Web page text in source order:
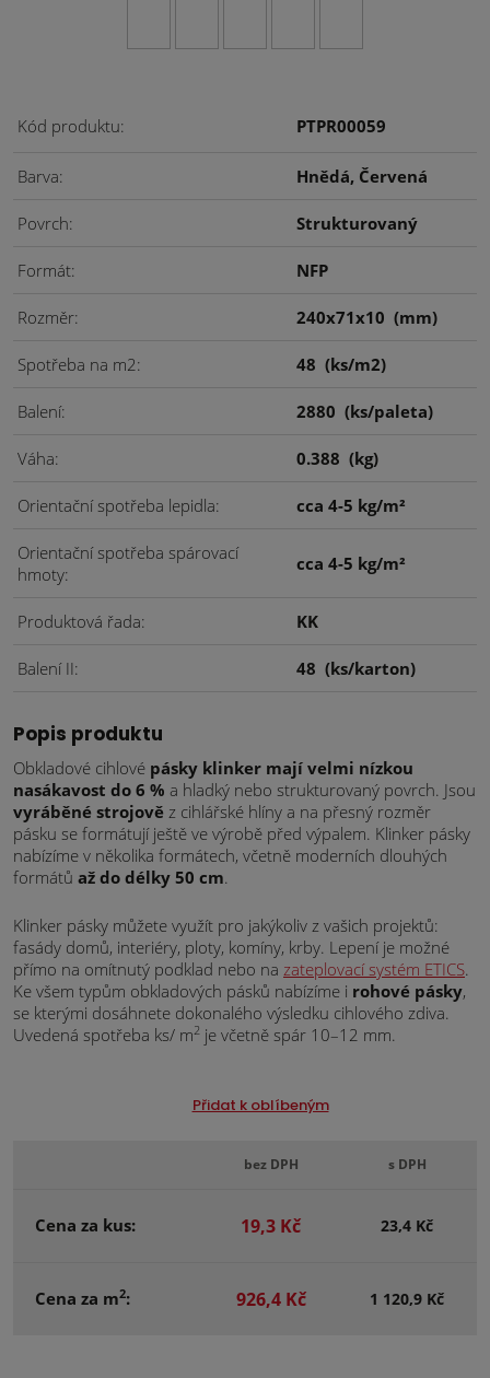
Kód produktu PTPR00059
Barva Hnědá, Červená
Povrch Strukturovaný
Formát NFP
Rozměr 240x71x10 (mm)
Spotřeba na m2 48 (ks/m2)
Balení 2880 (ks/paleta)
Váha 0.388 (kg)
Orientační spotřeba lepidla cca 4-5 kg/m²
Orientační spotřeba spárovací
hmoty
cca 4-5 kg/m²
Produktová řada KK
Balení II 48 (ks/karton)
Popis produktu
Obkladové cihlové pásky klinker mají velmi nízkou
nasákavost do 6 % a hladký nebo strukturovaný povrch. Jsou
vyráběné strojově z cihlářské hlíny a na přesný rozměr
pásku se formátují ještě ve výrobě před výpalem. Klinker pásky
nabízíme v několika formátech, včetně moderních dlouhých
formátů až do délky 50 cm.
Klinker pásky můžete využít pro jakýkoliv z vašich projektů:
fasády domů, interiéry, ploty, komíny, krby. Lepení je možné
přímo na omítnutý podklad nebo na zateplovací systém ETICS.
Ke všem typům obkladových pásků nabízíme i rohové pásky,
se kterými dosáhnete dokonalého výsledku cihlového zdiva.
Uvedená spotřeba ks/ m2 je včetně spár 10–12 mm.
Přidat k oblíbeným
bez DPH s DPH
Cena za kus: 19,3 Kč 23,4 Kč
Cena za m2: 926,4 Kč 1 120,9 Kč